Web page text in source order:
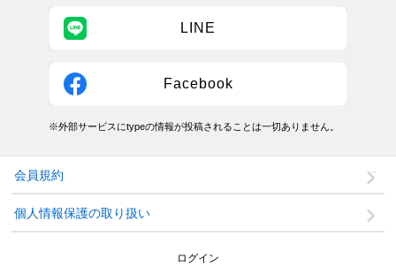
LINE
Facebook
※外部サービスにtypeの情報が投稿されることは一切ありません。
会員規約
個人情報保護の取り扱い
ログイン